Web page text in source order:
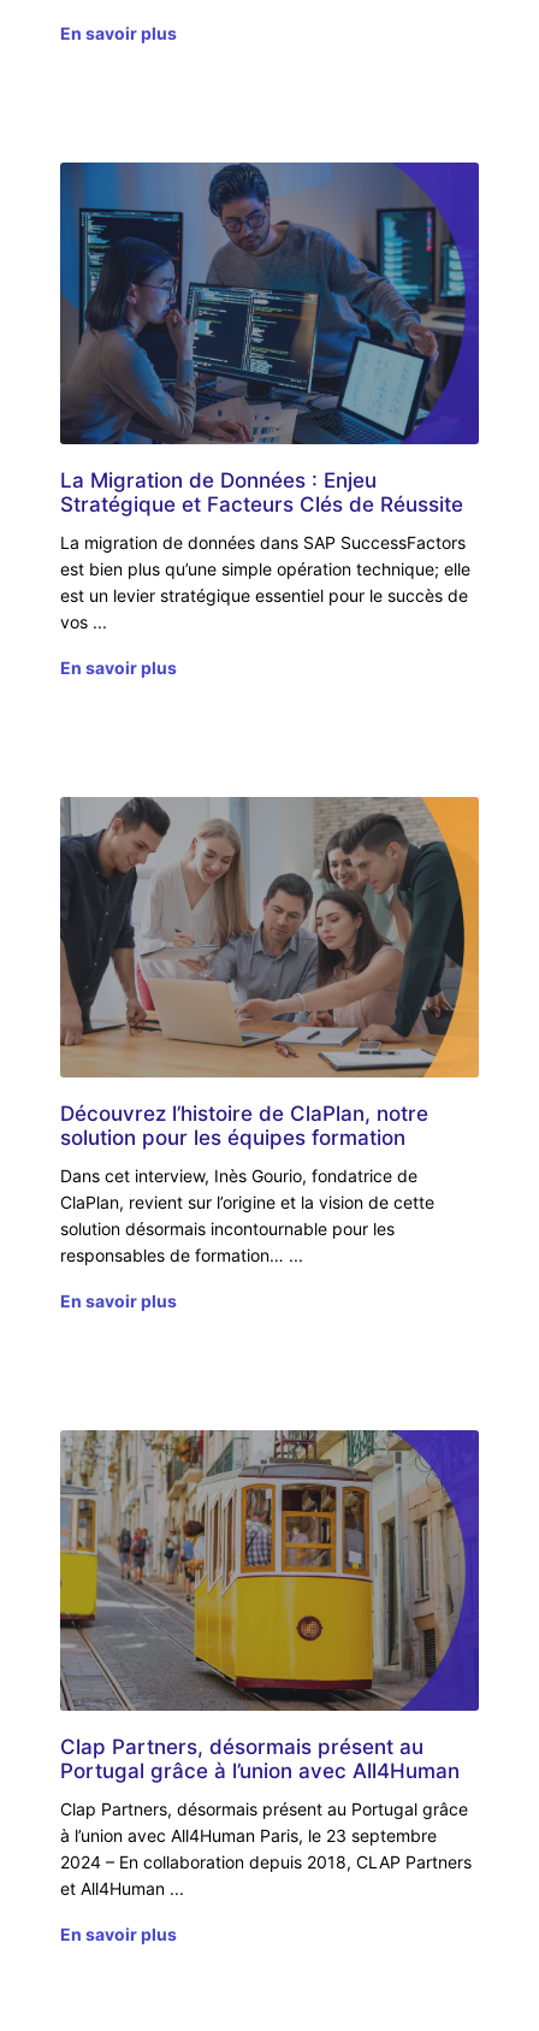
En savoir plus
La Migration de Données : Enjeu
Stratégique et Facteurs Clés de Réussite
La migration de données dans SAP SuccessFactors
est bien plus qu’une simple opération technique; elle
est un levier stratégique essentiel pour le succès de
vos
En savoir plus
Découvrez l’histoire de ClaPlan, notre
solution pour les équipes formation
Dans cet interview, Inès Gourio, fondatrice de
ClaPlan, revient sur l’origine et la vision de cette
solution désormais incontournable pour les
responsables de formation…
En savoir plus
Clap Partners, désormais présent au
Portugal grâce à l’union avec All4Human
Clap Partners, désormais présent au Portugal grâce
à l’union avec All4Human Paris, le 23 septembre
2024 – En collaboration depuis 2018, CLAP Partners
et All4Human
En savoir plus